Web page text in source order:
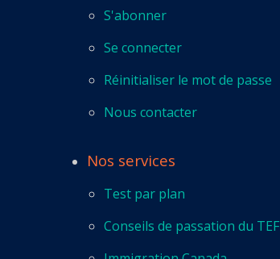
S'abonner
Se connecter
Réinitialiser le mot de passe
Nous contacter
Nos services
Test par plan
Conseils de passation du TEF